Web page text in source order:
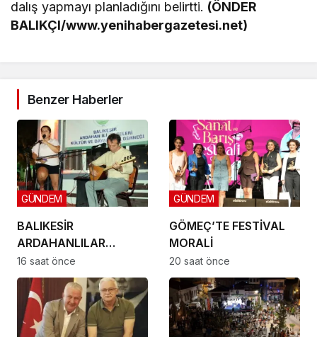
dalış yapmayı planladığını belirtti. (ÖNDER
BALIKÇI/www.yenihabergazetesi.net)
Benzer Haberler
BALIKESİR
ARDAHANLILAR
DERNEĞİ GÖMEÇ’TE
BULUŞTU
GÜNDEM
16 saat önce
GÖMEÇ’TE FESTİVAL
MORALİ
GÜNDEM
20 saat önce